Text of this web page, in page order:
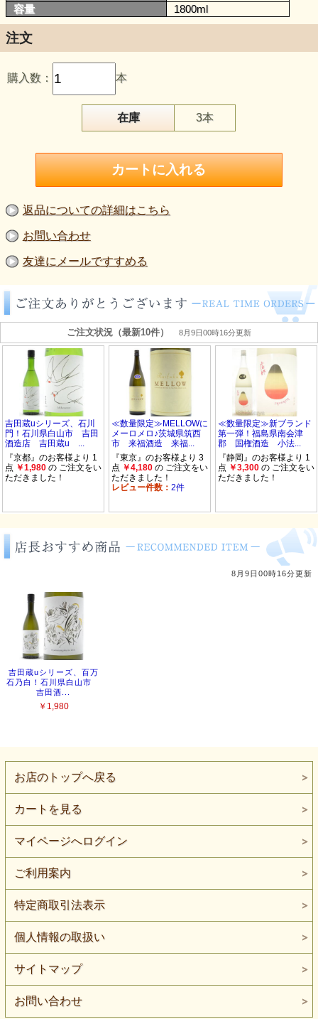
容量 1800ml
注文
購入数： 本
在庫 3本
返品についての詳細はこちら
お問い合わせ
友達にメールですすめる
お店のトップへ戻る
カートを見る
マイページへログイン
ご利用案内
特定商取引法表示
個人情報の取扱い
サイトマップ
お問い合わせ